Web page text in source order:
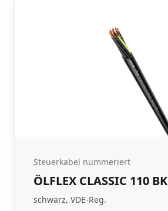
Steuerkabel nummeriert
ÖLFLEX CLASSIC 110 BK
schwarz, VDE-Reg.